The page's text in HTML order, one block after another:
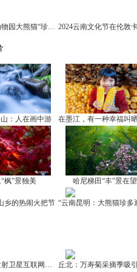
云南野生动物园大熊猫“珍多”迎来十岁生日
：人在画中游
枫”景独美 哈尼梯田“丰”景在望
乡的热闹火把节
中国成功发射卫星互联网高轨卫星